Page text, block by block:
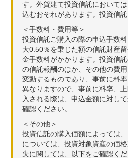
す。外貨建て投資信託において
込むおそれがあります。投資信
＜手数料・費用等＞
投資信託ご購入の際の申込手数
大0.50％を乗じた額の信託財産
金手数料がかかります。投資信
の信託報酬のほか、その他の費
変動するものであり、事前に料
異なりますので、事前に料率、
入される際は、申込金額に対し
確認ください。
＜その他＞
投資信託の購入価額によっては
については、投資対象資産の価
失に関しては、以下をご確認くだ